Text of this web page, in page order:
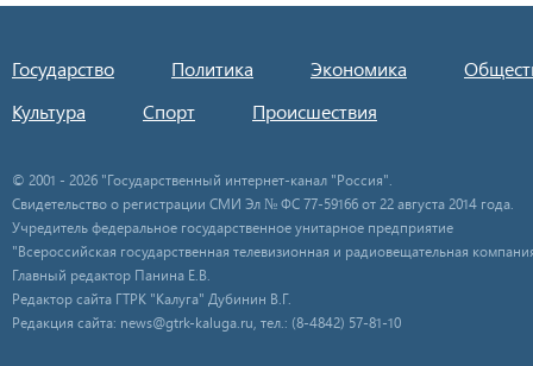
Государство Политика Экономика
Культура
Спорт Происшествия
© 2001 - 2026 "Государственный интернет-канал "Россия".
Свидетельство о регистрации СМИ Эл № ФС 77-59166 от 22 августа 2014 года.
Учредитель федеральное государственное унитарное предприятие
"Всероссийская государственная телевизионная и радиовещательная
Главный редактор Панина Е.В.
Редактор сайта ГТРК "Калуга" Дубинин В.Г.
Редакция сайта: news@gtrk-kaluga.ru, тел.: (8-4842) 57-81-10